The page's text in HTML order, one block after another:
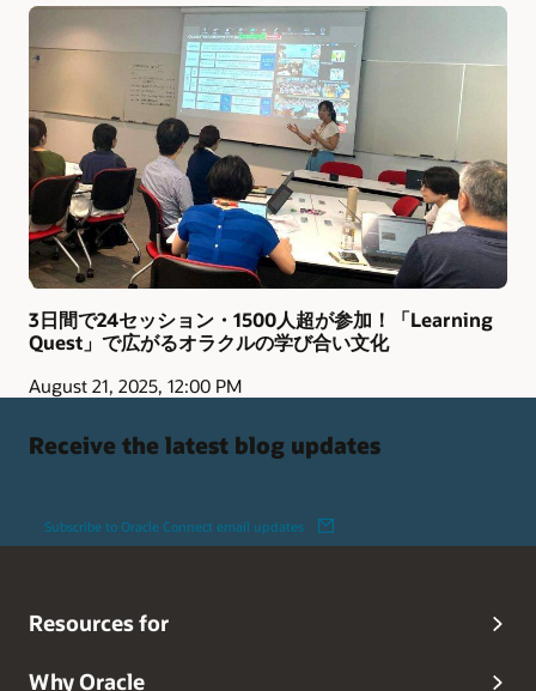
3日間で24セッション・1500人超が参加！「Learning
Quest」で広がるオラクルの学び合い文化
August 21, 2025, 12:00 PM
Receive the latest blog updates
Subscribe to Oracle Connect email updates
Resources for
Why Oracle